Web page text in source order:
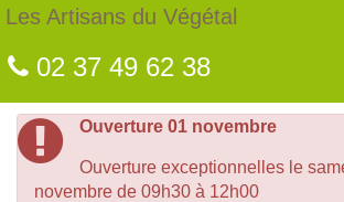
Les Artisans du Végétal
02 37 49 62 38
Ouverture 01 novembre
Ouverture exceptionnelles le
novembre de 09h30 à 12h00